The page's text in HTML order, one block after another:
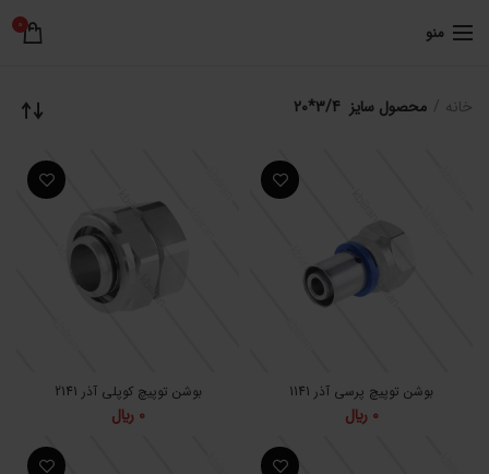
منو 0
خانه محصول سایز 3/4*20
بوشن توپیچ پرسی آذر 1141
0 ﷼
بوشن توپیچ کوپلی آذر 2141
0 ﷼